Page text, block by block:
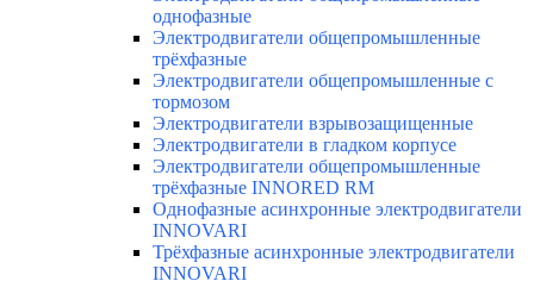
однофазные
Электродвигатели общепромышленные
трёхфазные
Электродвигатели общепромышленные с
тормозом
Электродвигатели взрывозащищенные
Электродвигатели в гладком корпусе
Электродвигатели общепромышленные
трёхфазные INNORED RM
Однофазные асинхронные электродвигатели
INNOVARI
Трёхфазные асинхронные электродвигатели
INNOVARI